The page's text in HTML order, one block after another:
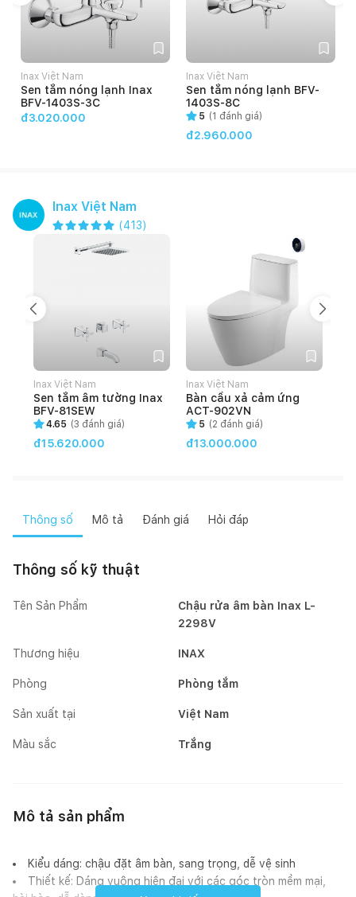
Inax Việt Nam
Sen tắm nóng lạnh Inax
BFV-1403S-3C
đ3.020.000
Inax Việt Nam
Sen tắm nóng lạnh BFV-
1403S-8C
5 (1 đánh giá)
đ2.960.000
Inax Việt Nam
(413)
Inax Việt Nam
Sen tắm âm tường Inax
BFV-81SEW
4.65 (3 đánh giá)
đ15.620.000
Inax Việt Nam
Bàn cầu xả cảm ứng
ACT-902VN
5 (2 đánh giá)
đ13.000.000
Thông số Mô tả Đánh giá Hỏi đáp
Thông số kỹ thuật
Tên Sản Phẩm
Chậu rửa âm bàn Inax L-
2298V
Thương hiệu INAX
Phòng Phòng tắm
Sản xuất tại Việt Nam
Màu sắc Trắng
Mô tả sản phẩm
Kiểu dáng: chậu đặt âm bàn, sang trọng, dễ vệ sinh
Thiết kế: Dáng vuông hiện đại với các góc tròn mềm mại,